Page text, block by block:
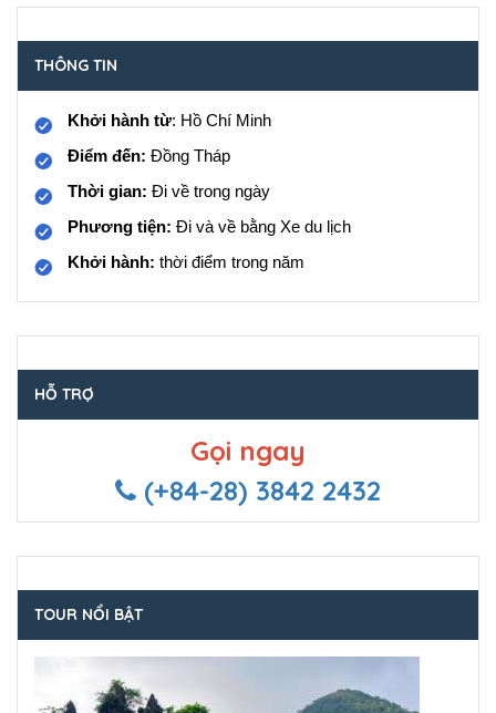
THÔNG TIN
Khởi hành từ: Hồ Chí Minh
Điểm đến: Đồng Tháp
Thời gian: Đi về trong ngày
Phương tiện: Đi và về bằng Xe du lịch
Khởi hành: thời điểm trong năm
HỖ TRỢ
Gọi ngay
(+84-28) 3842 2432
TOUR NỔI BẬT